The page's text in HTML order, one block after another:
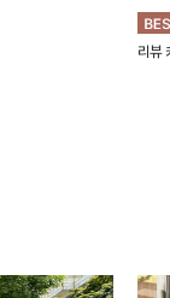
리뷰